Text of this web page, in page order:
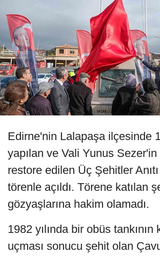
Edirne'nin Lalapaşa ilçesinde
yapılan ve Vali Yunus Sezer'in
restore edilen Üç Şehitler
törenle açıldı. Törene katılan
gözyaşlarına hakim olamadı.
1982 yılında bir obüs tankının
uçması sonucu şehit olan